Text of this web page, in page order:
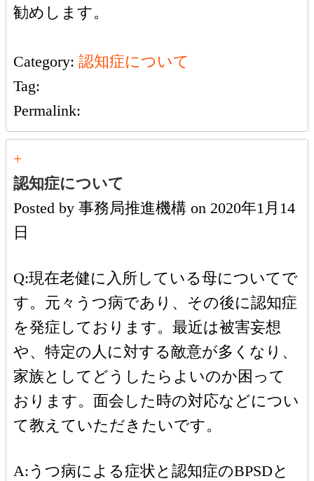
勧めします。
Category: 認知症について
Tag:
Permalink:
+
認知症について
Posted by 事務局推進機構 on 2020年1月14
日
Q:現在老健に入所している母についてで
す。元々うつ病であり、その後に認知症
を発症しております。最近は被害妄想
や、特定の人に対する敵意が多くなり、
家族としてどうしたらよいのか困って
おります。面会した時の対応などについ
て教えていただきたいです。
A:うつ病による症状と認知症のBPSDと